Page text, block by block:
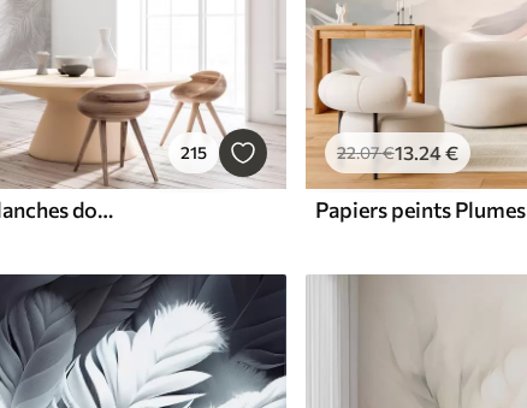
215
Papiers peints Plumes blanches douces
22.07€13.24€
Papiers peints Plumes